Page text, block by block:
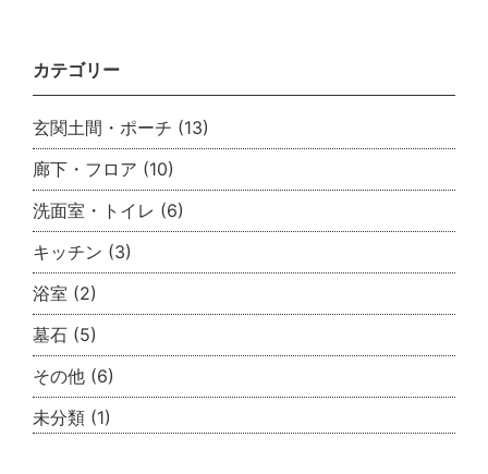
カテゴリー
玄関土間・ポーチ (13)
廊下・フロア (10)
洗面室・トイレ (6)
キッチン (3)
浴室 (2)
墓石 (5)
その他 (6)
未分類 (1)